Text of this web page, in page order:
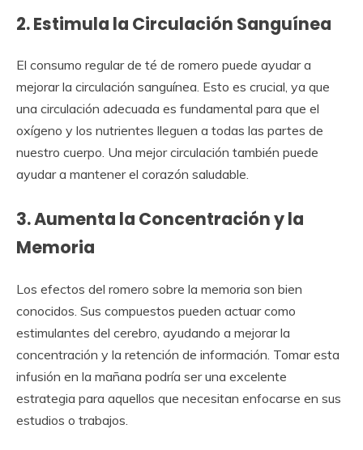
2. Estimula la Circulación Sanguínea
El consumo regular de té de romero puede ayudar a
mejorar la circulación sanguínea. Esto es crucial, ya que
una circulación adecuada es fundamental para que el
oxígeno y los nutrientes lleguen a todas las partes de
nuestro cuerpo. Una mejor circulación también puede
ayudar a mantener el corazón saludable.
3. Aumenta la Concentración y la
Memoria
Los efectos del romero sobre la memoria son bien
conocidos. Sus compuestos pueden actuar como
estimulantes del cerebro, ayudando a mejorar la
concentración y la retención de información. Tomar esta
infusión en la mañana podría ser una excelente
estrategia para aquellos que necesitan enfocarse en sus
estudios o trabajos.